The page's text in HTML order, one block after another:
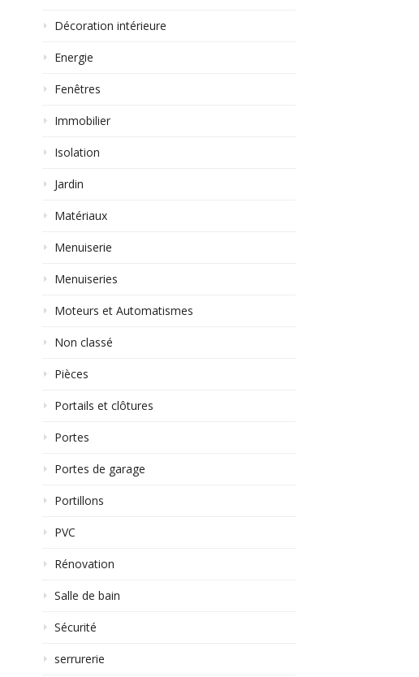
Décoration intérieure
Energie
Fenêtres
Immobilier
Isolation
Jardin
Matériaux
Menuiserie
Menuiseries
Moteurs et Automatismes
Non classé
Pièces
Portails et clôtures
Portes
Portes de garage
Portillons
PVC
Rénovation
Salle de bain
Sécurité
serrurerie